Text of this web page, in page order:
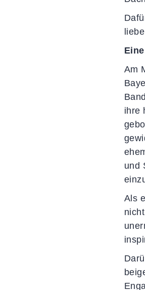
Am
ihre
und
Als